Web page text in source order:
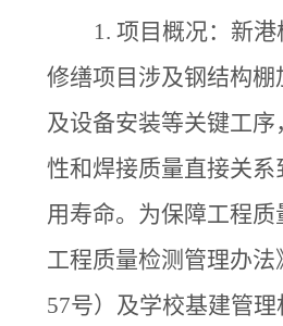
1. 项目概况：新
修缮项目 涉及钢结构
及设备安装等关键工
性和焊接质量直接关
用寿命。为保障工程
工程质量检测管理办
57号）及学校基建管